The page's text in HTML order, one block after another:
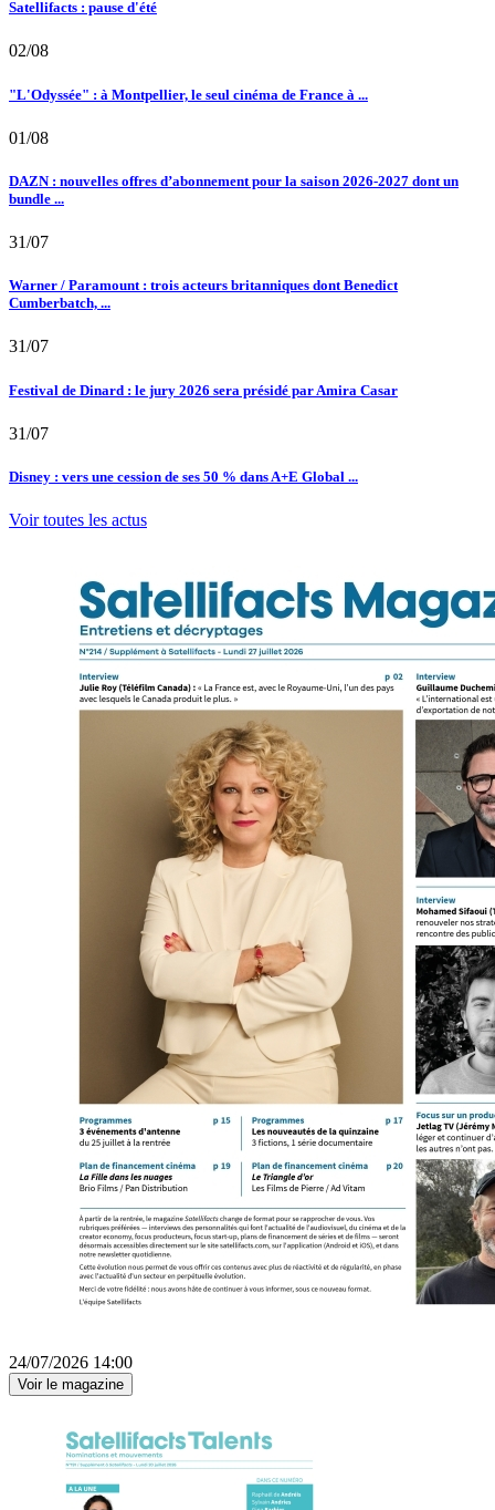
Satellifacts : pause d'été
02/08
"L'Odyssée" : à Montpellier, le seul cinéma de France à ...
01/08
DAZN : nouvelles offres d’abonnement pour la saison 2026-2027 dont un
bundle ...
31/07
Warner / Paramount : trois acteurs britanniques dont Benedict
Cumberbatch, ...
31/07
Festival de Dinard : le jury 2026 sera présidé par Amira Casar
31/07
Disney : vers une cession de ses 50 % dans A+E Global ...
Voir toutes les actus
24/07/2026 14:00
Voir le magazine